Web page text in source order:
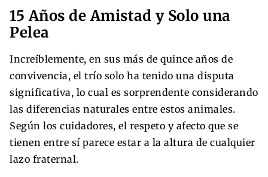
15 Años de Amistad y Solo una
Pelea
Increíblemente, en sus más de quince años de
convivencia, el trío solo ha tenido una disputa
significativa, lo cual es sorprendente considerando
las diferencias naturales entre estos animales.
Según los cuidadores, el respeto y afecto que se
tienen entre sí parece estar a la altura de cualquier
lazo fraternal.